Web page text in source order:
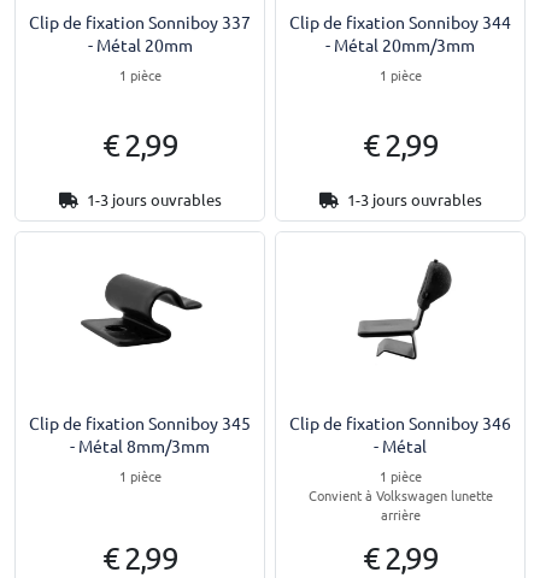
Clip de fixation Sonniboy 337
- Métal 20mm
1 pièce
€ 2,99
1-3 jours ouvrables
Clip de fixation Sonniboy 344
- Métal 20mm/3mm
1 pièce
€ 2,99
1-3 jours ouvrables
Clip de fixation Sonniboy 345
- Métal 8mm/3mm
1 pièce
€ 2,99
Clip de fixation Sonniboy 346
- Métal
1 pièce
Convient à Volkswagen lunette
arrière
€ 2,99